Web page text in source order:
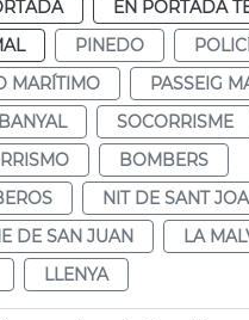
EN PORTADA
PINEDO
MARÍTIMO
PASSEIG
SOCORRISME
BOMBERS
NIT DE SANT
DE SAN JUAN
LA
LLENYA